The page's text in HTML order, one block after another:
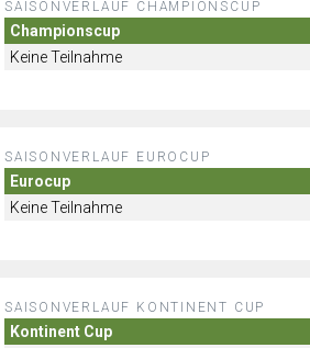
SAISONVERLAUF CHAMPIONSCUP
Championscup
Keine Teilnahme
SAISONVERLAUF EUROCUP
Eurocup
Keine Teilnahme
SAISONVERLAUF KONTINENT CUP
Kontinent Cup